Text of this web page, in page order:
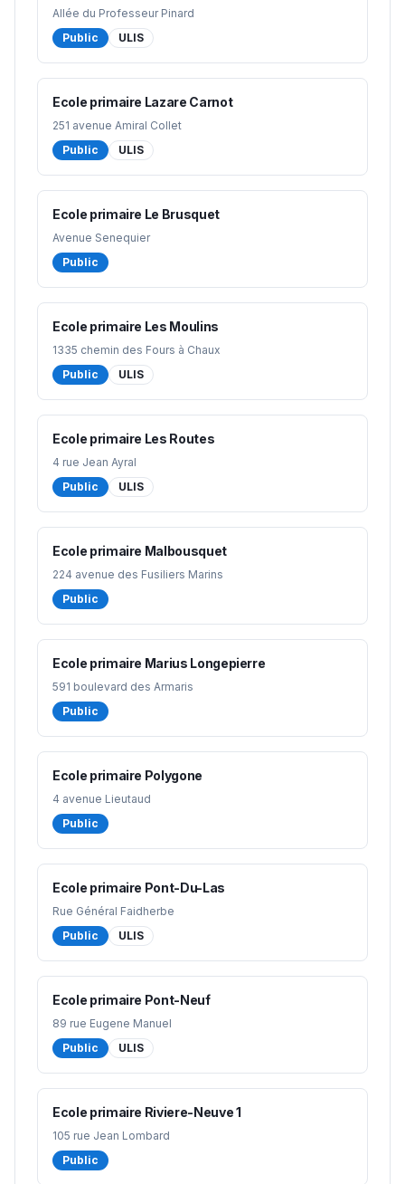
Allée du Professeur Pinard
Public
ULIS
Ecole primaire Lazare Carnot
251 avenue Amiral Collet
Public
ULIS
Ecole primaire Le Brusquet
Avenue Senequier
Public
Ecole primaire Les Moulins
1335 chemin des Fours à Chaux
Public
ULIS
Ecole primaire Les Routes
4 rue Jean Ayral
Public
ULIS
Ecole primaire Malbousquet
224 avenue des Fusiliers Marins
Public
Ecole primaire Marius Longepierre
591 boulevard des Armaris
Public
Ecole primaire Polygone
4 avenue Lieutaud
Public
Ecole primaire Pont-Du-Las
Rue Général Faidherbe
Public
ULIS
Ecole primaire Pont-Neuf
89 rue Eugene Manuel
Public
ULIS
Ecole primaire Riviere-Neuve 1
105 rue Jean Lombard
Public